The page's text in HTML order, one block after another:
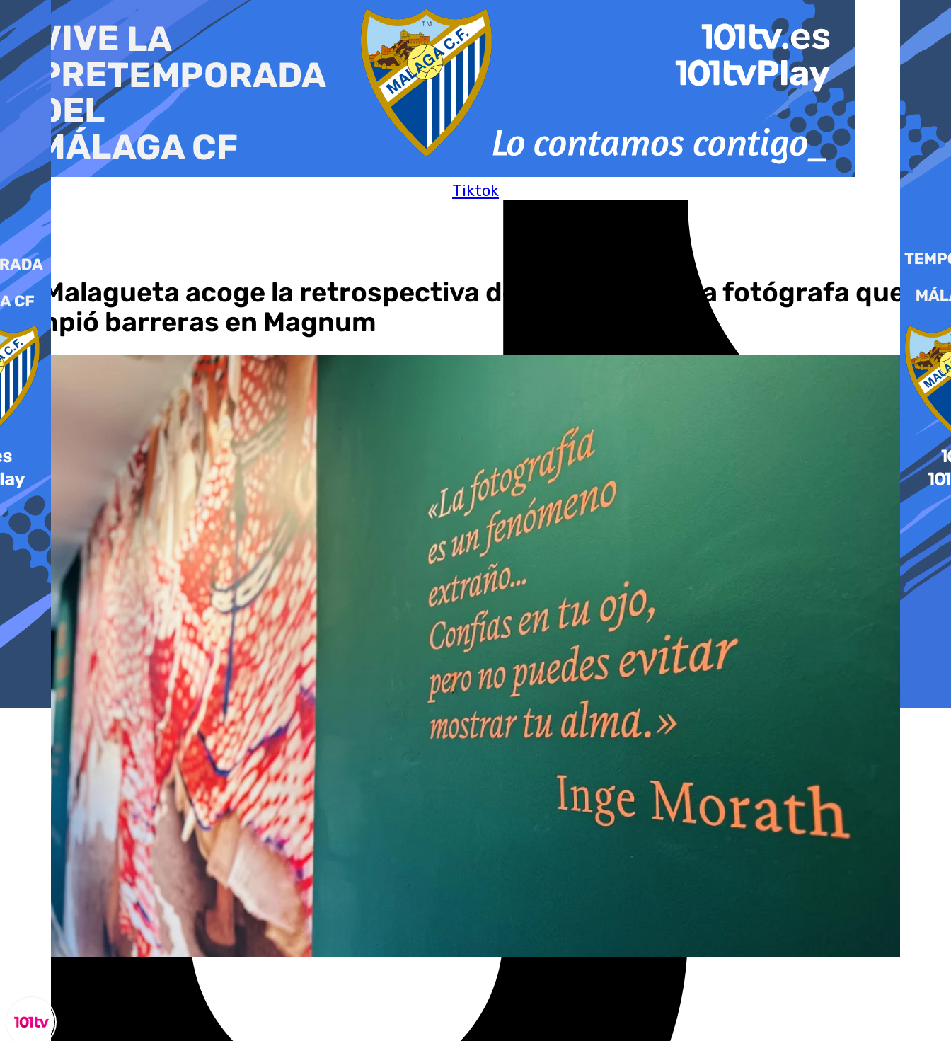
al
contenido
Tiktok
La Malagueta acoge la retrospectiva de Inge Morath, la fotógrafa que
rompió barreras en Magnum